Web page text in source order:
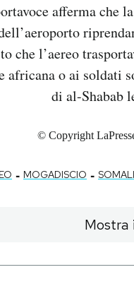
afferma che
che l’aereo
africana o ai soldati
di al-Shabab
© Copyright
- MOGADISCIO -
Mostra